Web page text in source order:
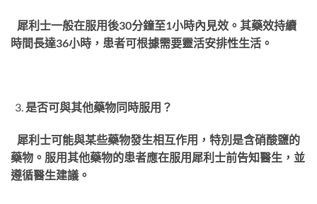
犀利士一般在服用後30分鐘至1小時內見效。其藥效持續
時間長達36小時，患者可根據需要靈活安排性生活。
是否可與其他藥物同時服用？
犀利士可能與某些藥物發生相互作用，特別是含硝酸鹽的
藥物。服用其他藥物的患者應在服用犀利士前告知醫生，並
遵循醫生建議。